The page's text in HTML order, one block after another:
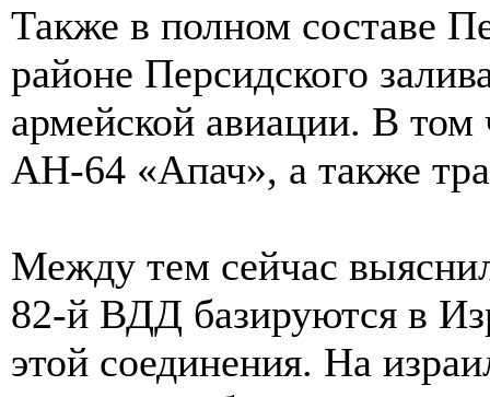
Также в полном составе
районе Персидского
армейской авиации. В том
АН-64 «Апач», а также
Между тем сейчас
82-й ВДД базируются в
этой соединения. На